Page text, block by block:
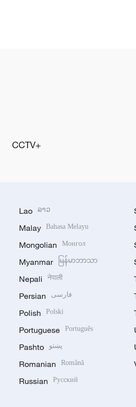
CCTV+
Lao ລາວ
Malay Bahasa Melayu
Mongolian Монгол
Myanmar မြန်မာဘာသာ
Nepali नेपाली
Persian فارسی
Polish Polski
Portuguese Português
Pashto پښتو
Romanian Română
Russian Русский